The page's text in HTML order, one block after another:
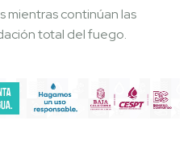
mientras continúan las
total del fuego.